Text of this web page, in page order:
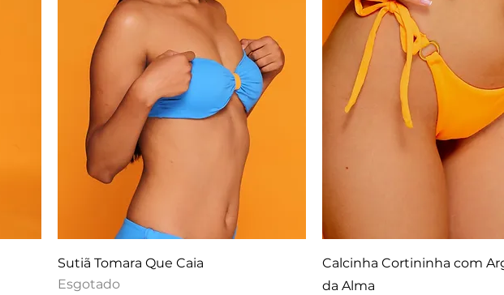
Sutiã Tomara Que Caia
Esgotado
Calcinha Cortininha com
da Alma